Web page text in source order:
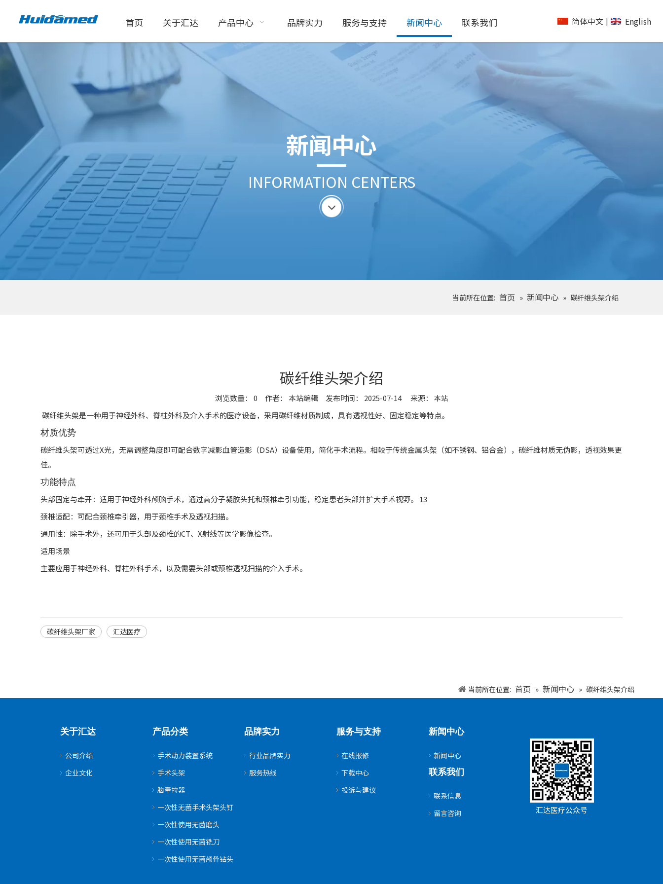
首页 关于汇达 产品中心 品牌实力 服务与支持 新闻中心 联系我们 简体中文 | English
新闻中心
INFORMATION CENTERS
当前所在位置: 首页 » 新闻中心 » 碳纤维头架介绍
碳纤维头架介绍
浏览数量： 0 作者： 本站编辑 发布时间： 2025-07-14 来源： 本站
‌碳纤维头架是一种用于神经外科、脊柱外科及介入手术的医疗设备，采用碳纤维材质制成，具有透视性好、固定稳定等特点。 ‌
材质优势
碳纤维头架可透过X光，无需调整角度即可配合数字减影血管造影（DSA）设备使用，简化手术流程。相较于传统金属头架（如不锈钢、铝合金），碳纤维材质无伪影，透视效果更
佳。
功能特点
‌头部固定与牵开‌：适用于神经外科颅脑手术，通过高分子凝胶头托和颈椎牵引功能，稳定患者头部并扩大手术视野。 ‌13
‌颈椎适配‌：可配合颈椎牵引器，用于颈椎手术及透视扫描。 ‌
‌通用性‌：除手术外，还可用于头部及颈椎的CT、X射线等医学影像检查。
适用场景
主要应用于神经外科、脊柱外科手术，以及需要头部或颈椎透视扫描的介入手术。 ‌
碳纤维头架厂家 汇达医疗
当前所在位置: 首页 » 新闻中心 » 碳纤维头架介绍
关于汇达
公司介绍
企业文化
产品分类
手术动力装置系统
手术头架
脑牵拉器
一次性无菌手术头架头钉
一次性使用无菌磨头
一次性使用无菌铣刀
一次性使用无菌颅骨钻头
品牌实力
行业品牌实力
服务热线
服务与支持
在线报修
下载中心
投诉与建议
新闻中心
新闻中心
联系我们
联系信息
留言咨询
汇达医疗公众号